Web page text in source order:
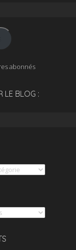
abonnés
LE BLOG :